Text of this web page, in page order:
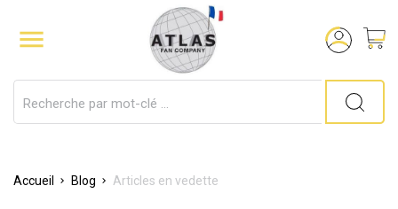

Accueil Blog Articles en vedette